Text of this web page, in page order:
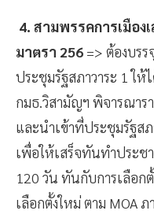
4. สามพรรคการเมือ
มาตรา 256 => ต้องบร
ประชุมรัฐสภาวาระ 1 ใ
กมธ.วิสามัญฯ พิจารณาร
และนำเข้าที่ประชุมรัฐส
เพื่อให้เสร็จทันทำประช
120 วัน ทันกับการเลือก
เลือกตั้งใหม่ ตาม MOA